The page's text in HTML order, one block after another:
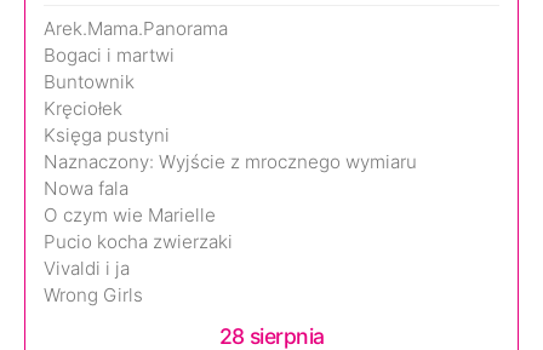
Arek.Mama.Panorama
Bogaci i martwi
Buntownik
Kręciołek
Księga pustyni
Naznaczony: Wyjście z mrocznego wymiaru
Nowa fala
O czym wie Marielle
Pucio kocha zwierzaki
Vivaldi i ja
Wrong Girls
28 sierpnia